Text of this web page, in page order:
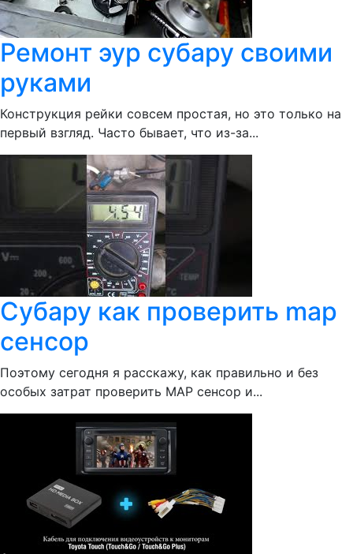
Ремонт эур субару своими
руками
Конструкция рейки совсем простая, но это только на
первый взгляд. Часто бывает, что из-за...
Субару как проверить map
сенсор
Поэтому сегодня я расскажу, как правильно и без
особых затрат проверить MAP сенсор и...